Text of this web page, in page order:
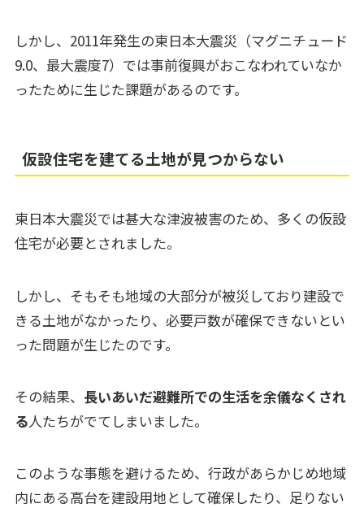
しかし、2011年発生の東日本大震災（マグニチュード
9.0、最大震度7）では事前復興がおこなわれていなか
ったために生じた課題があるのです。
仮設住宅を建てる土地が見つからない
東日本大震災では甚大な津波被害のため、多くの仮設
住宅が必要とされました。
しかし、そもそも地域の大部分が被災しており建設で
きる土地がなかったり、必要戸数が確保できないとい
った問題が生じたのです。
その結果、 長いあいだ避難所での生活を余儀なくされ
る人たちがでてしまいました。
このような事態を避けるため、行政があらかじめ地域
内にある高台を建設用地として確保したり、足りない